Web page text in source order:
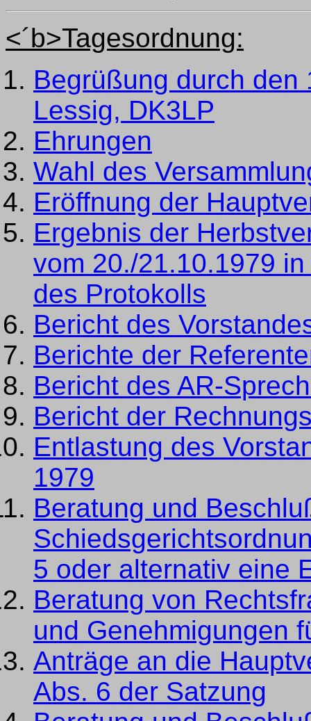
<´b>Tagesordnung:
Begrüßung durch den
Lessig, DK3LP
Ehrungen
Wahl des
Eröffnung der
Ergebnis der
vom 20./21.10.1979
des Protokolls
Bericht des
Berichte der
Bericht des AR-
Bericht der
Entlastung des
1979
Beratung und
5 oder alternativ eine
Beratung von
und Genehmigungen
Anträge an die
Abs. 6 der Satzung